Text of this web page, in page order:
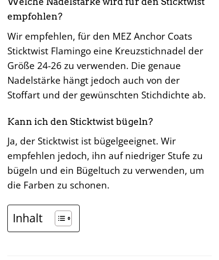
empfohlen?
Wir empfehlen, für den MEZ Anchor Coats
Sticktwist Flamingo eine Kreuzstichnadel der
Größe 24-26 zu verwenden. Die genaue
Nadelstärke hängt jedoch auch von der
Stoffart und der gewünschten Stichdichte ab.
Kann ich den Sticktwist bügeln?
Ja, der Sticktwist ist bügelgeeignet. Wir
empfehlen jedoch, ihn auf niedriger Stufe zu
bügeln und ein Bügeltuch zu verwenden, um
die Farben zu schonen.
Inhalt